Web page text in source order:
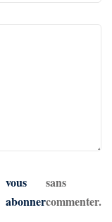
vous
abonner
sans
commenter.